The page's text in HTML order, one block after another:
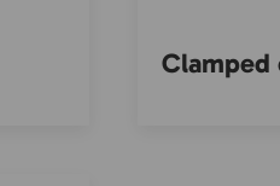
Clamped